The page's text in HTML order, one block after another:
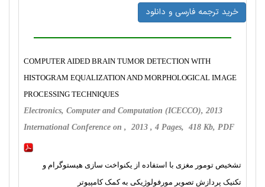
خرید ترجمه فارسی و دانلود
COMPUTER AIDED BRAIN TUMOR DETECTION WITH
HISTOGRAM EQUALIZATION AND MORPHOLOGICAL IMAGE
PROCESSING TECHNIQUES
Electronics, Computer and Computation (ICECCO), 2013
International Conference on , 2013 , 4 Pages, 418 Kb, PDF
تشخیص تومور مغزی با استفاده از یکنواخت سازی هیستوگرام و
تکنیک پردازش تصویر مورفولوژیکی به کمک کامپیوتر